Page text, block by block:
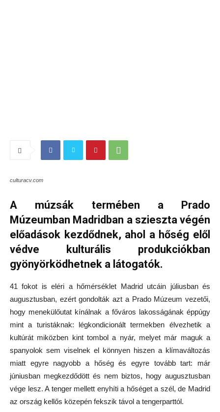
culturacv.com
A múzsák termében a Prado
Múzeumban Madridban a szieszta végén
előadások kezdődnek, ahol a hőség elől
védve kulturális produkciókban
gyönyörködhetnek a látogatók.
41 fokot is eléri a hőmérséklet Madrid utcáin júliusban és
augusztusban, ezért gondolták azt a Prado Múzeum vezetői,
hogy menekülőutat kínálnak a főváros lakosságának éppúgy
mint a turistáknak: légkondicionált termekben élvezhetik a
kultúrát miközben kint tombol a nyár, melyet már maguk a
spanyolok sem viselnek el könnyen hiszen a klímaváltozás
miatt egyre nagyobb a hőség és egyre tovább tart: már
júniusban megkezdődött és nem biztos, hogy augusztusban
vége lesz. A tenger mellett enyhíti a hőséget a szél, de Madrid
az ország kellős közepén fekszik távol a tengerparttól.